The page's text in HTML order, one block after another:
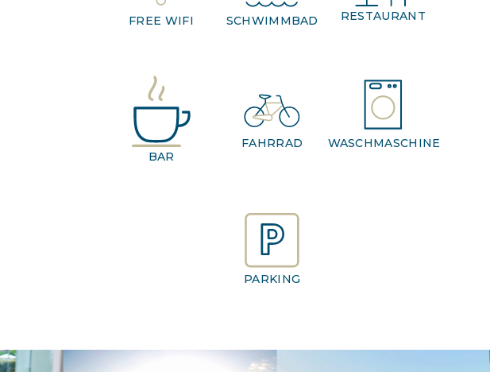
FREE WIFI SCHWIMMBAD RESTAURANT
BAR
FAHRRAD WASCHMASCHINE
PARKING